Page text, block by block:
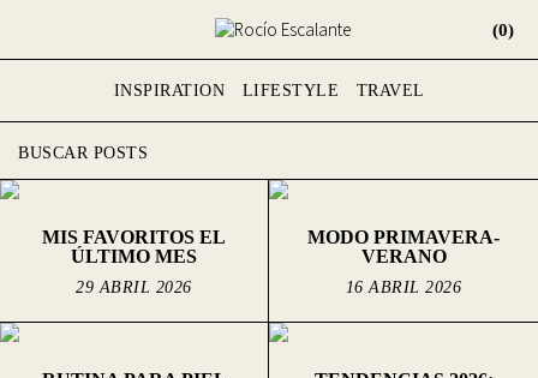
(0)
INSPIRATION LIFESTYLE TRAVEL
MIS FAVORITOS EL
ÚLTIMO MES
29 ABRIL 2026
MODO PRIMAVERA-
VERANO
16 ABRIL 2026